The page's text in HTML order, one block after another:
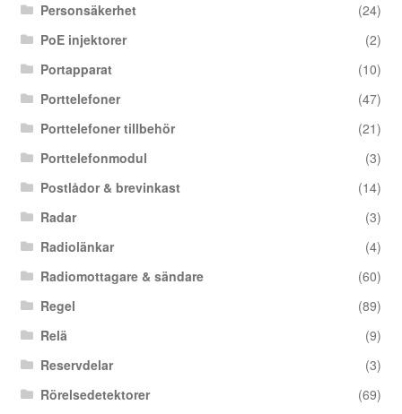
Personsäkerhet
(24)
PoE injektorer
(2)
Portapparat
(10)
Porttelefoner
(47)
Porttelefoner tillbehör
(21)
Porttelefonmodul
(3)
Postlådor & brevinkast
(14)
Radar
(3)
Radiolänkar
(4)
Radiomottagare & sändare
(60)
Regel
(89)
Relä
(9)
Reservdelar
(3)
Rörelsedetektorer
(69)